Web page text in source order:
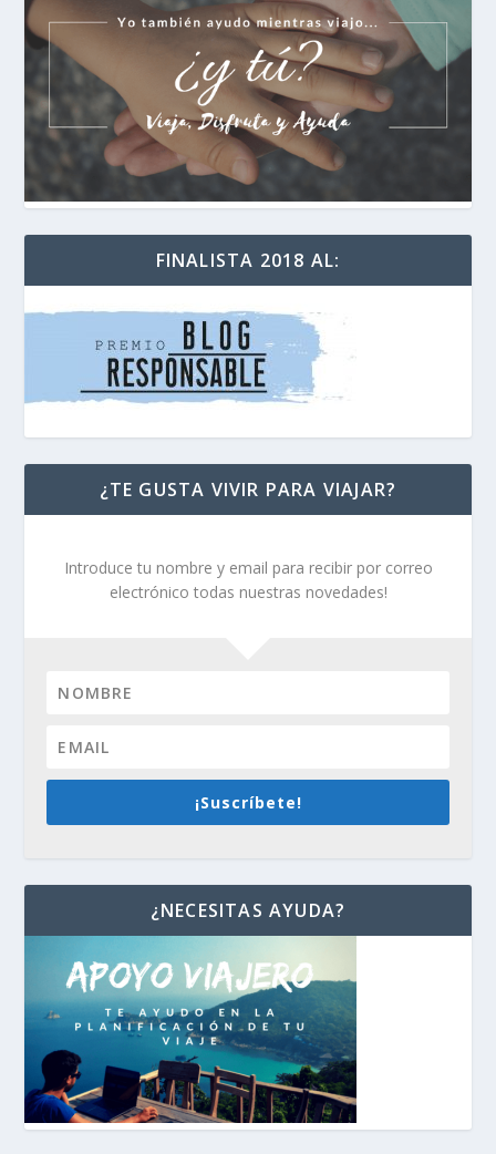
FINALISTA 2018 AL:
¿TE GUSTA VIVIR PARA VIAJAR?
Introduce tu nombre y email para recibir por correo
electrónico todas nuestras novedades!
¡Suscríbete!
¿NECESITAS AYUDA?